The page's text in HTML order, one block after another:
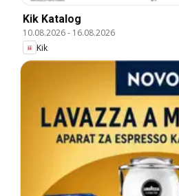
Kik Katalog
10.08.2026- 16.08.2026
Kik